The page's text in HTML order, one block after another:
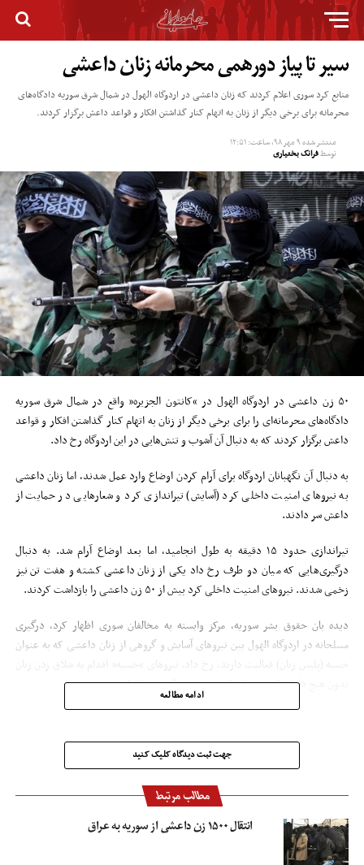
سیر تا پیاز دورهمی محرمانه زنان داعشی
منابع کرد سوری اعلام کردند که زنان داعشی در اردوگاه الهول در شمال شرق سوریه دادگاه‌های
محرمانه برای برخی دیگر از زنان به اتهام کنار گذاشتن افکار و قواعد داعش برگزار کردند.
منتشر شده۹ مهر ۹۸, ساعت: ۱۲:۵۱
توسطفرانک بختیاری
۵۰ زن داعشی در اردوگاه الهول در “کانتون الجزیره” واقع در شمال شرق سوریه
دادگاه‌های محرمانه‌ای را برای برخی دیگر از زنان به اتهام کنار گذاشتن افکار و قواعد
داعش برگزار کردند که به دنبال آن آشوب و تنش‌هایی در این اردوگاه رخ داد.
به دنبال آن نگهبانان اردوگاه برای آرام کردن اوضاع وارد عمل شدند، اما زنان داعشی
به نیرو‌های امنیت داخلی کرد (آسایش) تیراندازی کرد و شعار‌هایی در حمایت از
داعش سر دادند.
تیراندازی حدود ۱۵ دقیقه به طول انجامید، اما بعد اوضاع آرام شد. به دنبال
درگیری‌هایی که میان دو طرف رخ داد یکی از زنان داعشی کشته و هفت تن نیز
زخمی شدند. نیرو‌های امنیت داخلی کرد بیش از ۵۰ زن داعشی را بازداشت کردند.
دیده بان حقوق بشر سوریه، مرکز وابسته به مخالفان سوری اظهار کرد، درگیری
مسلحانه در اردوگاه الهول بین نیرو‌های آسایش و گروهی از زنان داعشی که به عنوان
حسبه (پلیس زنان) فعالیت دارند، رخ داد. نیرو‌های “حسبه” اقدام به شلاق زدن زنان
بدون هیچ دلیلی کردند و این امر منجر به درگیری مسلحانه شد.
تصاویری از جنایات داعش داعش داعشی
درگیری مسلحانه زنان داعشی
فرماندهان داعش
جهت ثبت دیدگاه کلیک کنید
ادامه مطالعه
مطالب مرتبط
انتقال ۱۵۰۰ زن داعشی از سوریه به عراق